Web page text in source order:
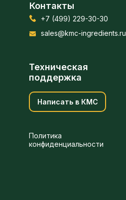
Контакты
Техническая
поддержка
Политика
конфиденциальности
+7 (499) 229-30-30
sales@kmc-ingredients.ru
Написать в КМС